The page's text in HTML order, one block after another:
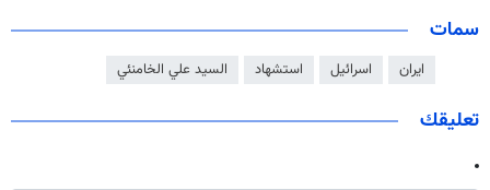
سمات
ايران اسرائيل استشهاد السيد علي الخامنئي
تعليقك